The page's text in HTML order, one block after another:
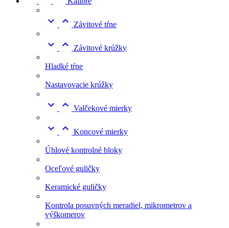
  Závitové tŕne
  Závitové krúžky
Hladké tŕne
Nastavovacie krúžky
  Valčekové mierky
  Koncové mierky
Úhlové kontrolné bloky
Oceľové guličky
Keramické guličky
Kontrola posuvných meradiel, mikrometrov a
výškomerov